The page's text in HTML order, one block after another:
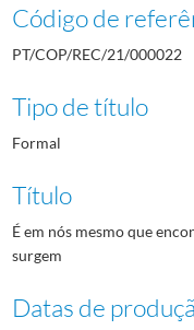
Código de
PT/COP/REC/21/000022
Tipo de título
Formal
Título
É em nós mesmo que
surgem
Datas de